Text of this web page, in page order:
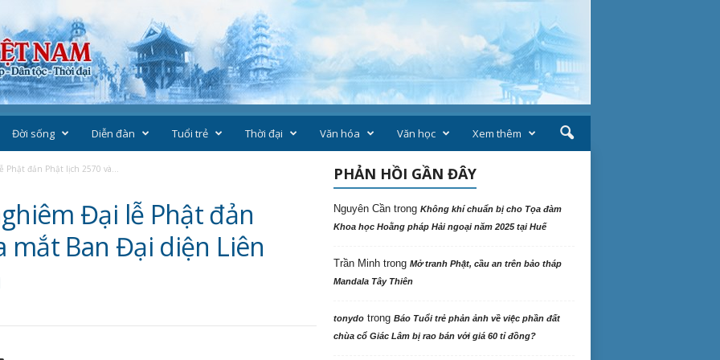
Đời sống Diễn đàn Tuổi trẻ Thời đại Văn hóa Văn học Xem thêm
Phật đản Phật lịch 2570 và...
Đại lễ Phật đản
mắt Ban Đại diện Liên
PHẢN HỒI GẦN ĐÂY
Nguyên Cầntrong Không khí chuẩn bị cho Tọa đàm
Khoa học Hoằng pháp Hải ngoại năm 2025 tại Huế
Trần Minhtrong Mở tranh Phật, cầu an trên bảo tháp
Mandala Tây Thiên
tonydotrong Báo Tuổi trẻ phản ảnh về việc phần đất
chùa cổ Giác Lâm bị rao bán với giá 60 tỉ đồng?